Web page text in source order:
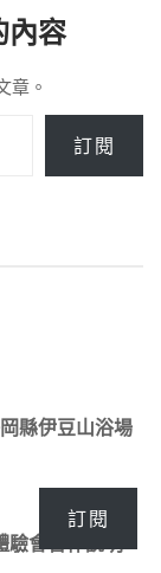
內容
章。
訂閱
縣伊豆山浴場
會合作說明
訂閱